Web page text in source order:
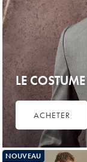
LE
ACHETER
NOUVEAU